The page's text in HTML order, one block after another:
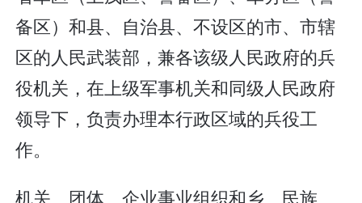
备区）和县、自治县、不设区的市、市辖
区的人民武装部，兼各该级人民政府的兵
役机关，在上级军事机关和同级人民政府
领导下，负责办理本行政区域的兵役工
作。
机关、团体、企业事业组织和乡、民族